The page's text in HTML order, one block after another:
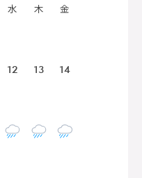
水
12
木
13
金
14